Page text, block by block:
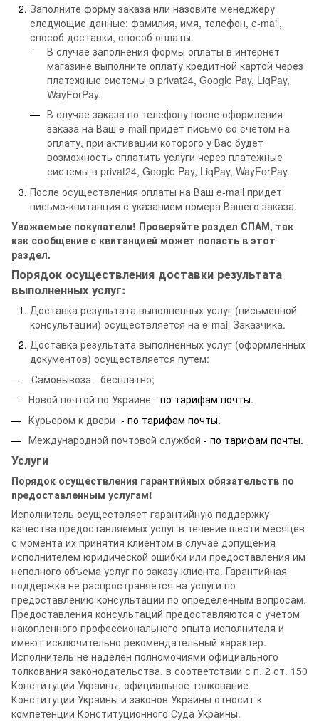
Заполните форму заказа или назовите менеджеру
следующие данные: фамилия, имя, телефон, e-mail,
способ доставки, способ оплаты.
В случае заполнения формы оплаты в интернет
магазине выполните оплату кредитной картой через
платежные системы в privat24, Google Pay, LiqPay,
WayForPay.
В случае заказа по телефону после оформления
заказа на Ваш e-mail придет письмо со счетом на
оплату, при активации которого у Вас будет
возможность оплатить услуги через платежные
системы в privat24, Google Pay, LiqPay, WayForPay.
После осуществления оплаты на Ваш e-mail придет
письмо-квитанция с указанием номера Вашего заказа.
Уважаемые покупатели! Проверяйте раздел СПАМ, так
как сообщение с квитанцией может попасть в этот
раздел.
Порядок осуществления доставки результата
выполненных услуг:
Доставка результата выполненных услуг (письменной
консультации) осуществляется на e-mail Заказчика.
Доставка результата выполненных услуг (оформленных
документов) осуществляется путем:
Самовывоза - бесплатно;
Новой почтой по Украине - по тарифам почты.
Курьером к двери - по тарифам почты.
Международной почтовой службой - по тарифам почты.
Услуги
Порядок осуществления гарантийных обязательств по
предоставленным услугам!
Исполнитель осуществляет гарантийную поддержку
качества предоставляемых услуг в течение шести месяцев
с момента их принятия клиентом в случае допущения
исполнителем юридической ошибки или предоставления им
неполного объема услуг по заказу клиента. Гарантийная
поддержка не распространяется на услуги по
предоставлению консультации по определенным вопросам.
Предоставления консультаций предоставляются с учетом
накопленного профессионального опыта исполнителя и
имеют исключительно рекомендательный характер.
Исполнитель не наделен полномочиями официального
толкования законодательства, в соответствии с п. 2 ст. 150
Конституции Украины, официальное толкование
Конституции Украины и законов Украины относит к
компетенции Конституционного Суда Украины.